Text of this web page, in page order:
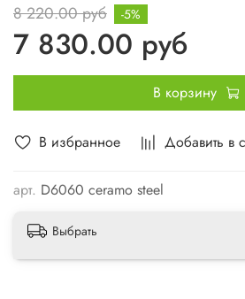
В избранное Добавить в
арт. D6060 ceramo steel
8 220.00 руб
7 830.00 руб
-5%
В корзину
Выбрать